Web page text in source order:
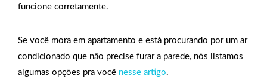
funcione corretamente.
Se você mora em apartamento e está procurando por um ar
condicionado que não precise furar a parede, nós listamos
algumas opções pra você nesse artigo.